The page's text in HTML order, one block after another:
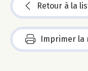
Retour à la
Imprimer la